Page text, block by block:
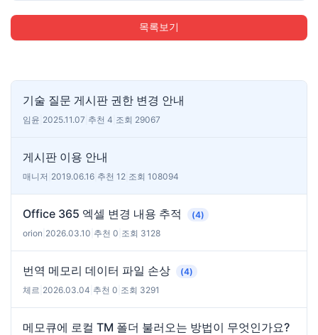
목록보기
기술 질문 게시판 권한 변경 안내
임윤 2025.11.07 추천 4 조회 29067
게시판 이용 안내
매니저 2019.06.16 추천 12 조회 108094
Office 365 엑셀 변경 내용 추적
(4)
orion 2026.03.10 추천 0 조회 3128
번역 메모리 데이터 파일 손상
(4)
체르 2026.03.04 추천 0 조회 3291
메모큐에 로컬 TM 폴더 불러오는 방법이 무엇인가요?